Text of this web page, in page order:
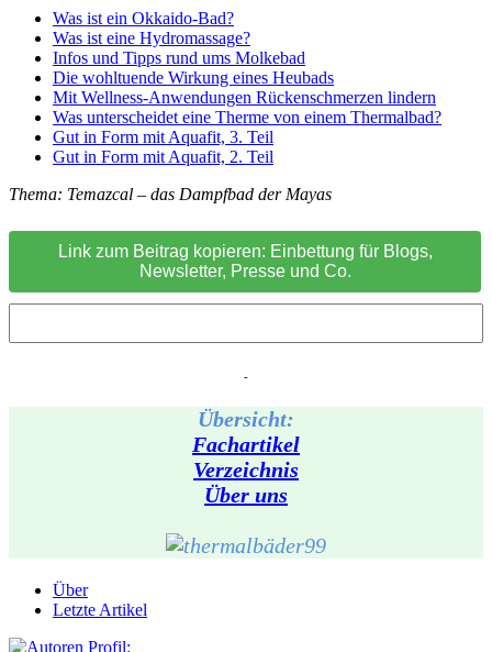
Was ist ein Okkaido-Bad?
Was ist eine Hydromassage?
Infos und Tipps rund ums Molkebad
Die wohltuende Wirkung eines Heubads
Mit Wellness-Anwendungen Rückenschmerzen lindern
Was unterscheidet eine Therme von einem Thermalbad?
Gut in Form mit Aquafit, 3. Teil
Gut in Form mit Aquafit, 2. Teil
Thema: Temazcal – das Dampfbad der Mayas
Link zum Beitrag kopieren: Einbettung für Blogs,
Newsletter, Presse und Co.
-
Übersicht:
Fachartikel
Verzeichnis
Über uns
Über
Letzte Artikel